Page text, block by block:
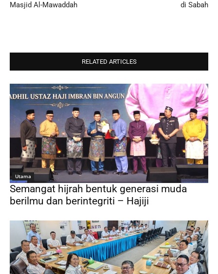
Masjid Al-Mawaddah
di Sabah
RELATED ARTICLES
Utama
Semangat hijrah bentuk generasi muda
berilmu dan berintegriti – Hajiji